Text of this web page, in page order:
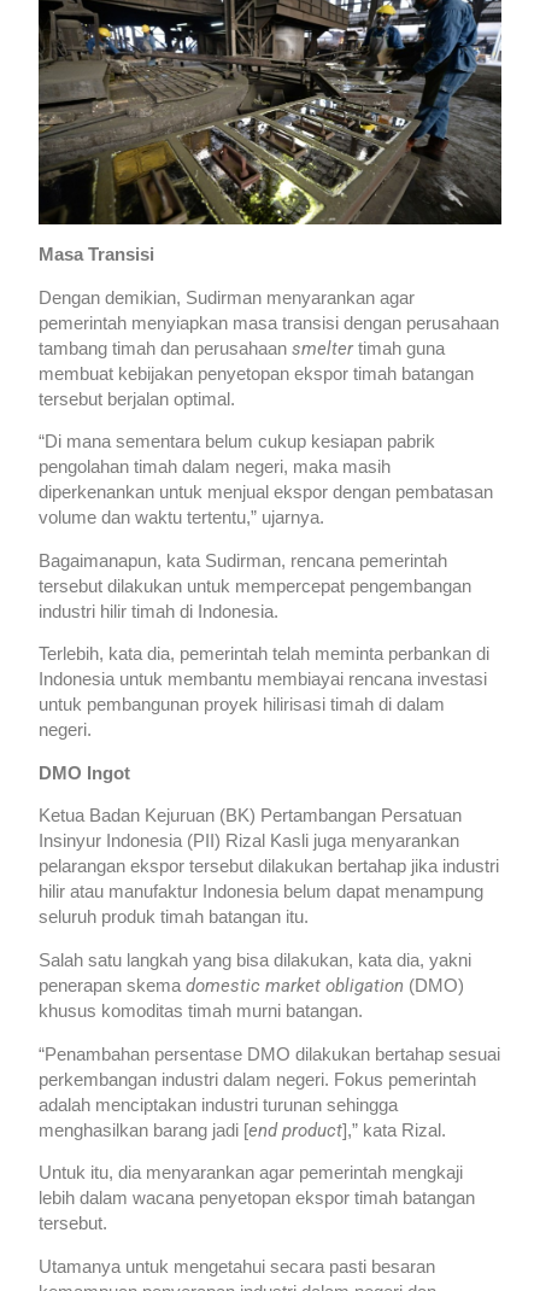
Masa Transisi
Dengan demikian, Sudirman menyarankan agar
pemerintah menyiapkan masa transisi dengan perusahaan
tambang timah dan perusahaansmeltertimah guna
membuat kebijakan penyetopan ekspor timah batangan
tersebut berjalan optimal.
“Di mana sementara belum cukup kesiapan pabrik
pengolahan timah dalam negeri, maka masih
diperkenankan untuk menjual ekspor dengan pembatasan
volume dan waktu tertentu,” ujarnya.
Bagaimanapun, kata Sudirman, rencana pemerintah
tersebut dilakukan untuk mempercepat pengembangan
industri hilir timah di Indonesia.
Terlebih, kata dia, pemerintah telah meminta perbankan di
Indonesia untuk membantu membiayai rencana investasi
untuk pembangunan proyek hilirisasi timah di dalam
negeri.
DMO Ingot
Ketua Badan Kejuruan (BK) Pertambangan Persatuan
Insinyur Indonesia (PII) Rizal Kasli juga menyarankan
pelarangan ekspor tersebut dilakukan bertahap jika industri
hilir atau manufaktur Indonesia belum dapat menampung
seluruh produk timah batangan itu.
Salah satu langkah yang bisa dilakukan, kata dia, yakni
penerapan skemadomestic market obligation (DMO)
khusus komoditas timah murni batangan.
“Penambahan persentase DMO dilakukan bertahap sesuai
perkembangan industri dalam negeri. Fokus pemerintah
adalah menciptakan industri turunan sehingga
menghasilkan barang jadi [end product],” kata Rizal.
Untuk itu, dia menyarankan agar pemerintah mengkaji
lebih dalam wacana penyetopan ekspor timah batangan
tersebut.
Utamanya untuk mengetahui secara pasti besaran